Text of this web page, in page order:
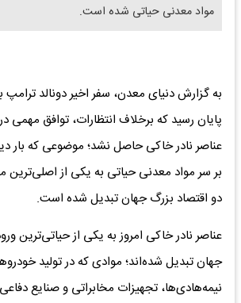
مواد معدنی حیاتی شده است.
به گزارش دنیای معدن، سفر اخیر دونالد
پایان رسید که برخلاف انتظارات، توافق مهمی
عناصر نادر خاکی حاصل نشد؛ موضوعی که بار
بر سر مواد معدنی حیاتی به یکی از
دو اقتصاد بزرگ جهان تبدیل شده است.
عناصر نادر خاکی امروز به یکی از حیاتی‌ترین
جهان تبدیل شده‌اند؛ موادی که در تولید
نیمه‌هادی‌ها، تجهیزات مخابراتی و صنایع